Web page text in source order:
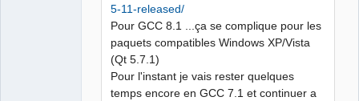
5-11-released/
Pour GCC 8.1 ...ça se complique pour les
paquets compatibles Windows XP/Vista
(Qt 5.7.1)
Pour l'instant je vais rester quelques
temps encore en GCC 7.1 et continuer a